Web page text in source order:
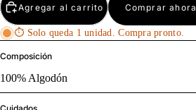
Agregar al carrito Comprar ahora
⏱ Solo queda 1 unidad. Compra pronto.
Composición
100% Algodón